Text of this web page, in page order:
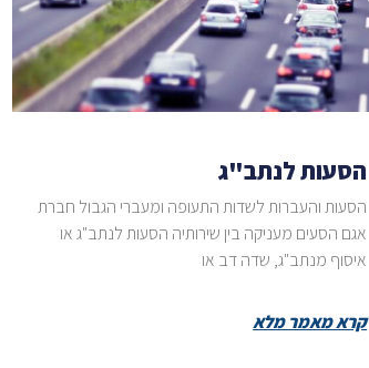
הסעות לנתב"ג
הסעות והעברות לשדות התעופה ומעברי הגבול חברת
אגם הסעים מעניקה בין שירותיה הסעות לנתב"ג או
איסוף מנתב"ג, שדה דב או
קרא מאמר מלא